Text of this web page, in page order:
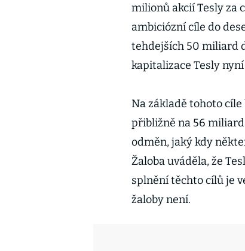
milionů akcií Tesly za
ambiciózní cíle do
tehdejších 50 miliard
kapitalizace Tesly
Na základě tohoto
přibližně na 56
odměn, jaký kdy
Žaloba uváděla, že
splnění těchto cílů je
žaloby není.